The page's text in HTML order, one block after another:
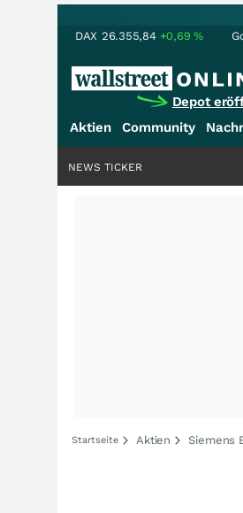
DAX 26.355,84 +0,69%
Depot
Aktien Community
NEWS TICKER
Startseite Aktien Siemens